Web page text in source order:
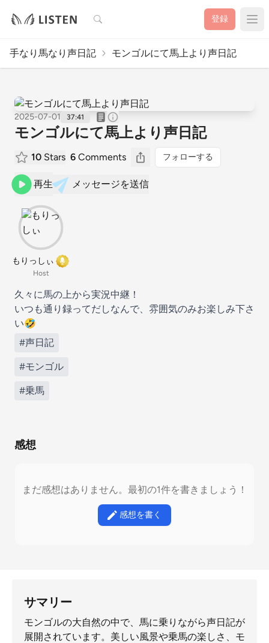
検索 登録
手なり馬なり声日記 モンゴルにて馬上より声日記
2025-07-01 37:41
モンゴルにて馬上より声日記
10 Stars 6 Comments フォローする
再生 メッセージを送信
もりっしぃ
Host
久々に馬の上から実況中継！
いつも通り録ってだしなんで、雰囲気のみお楽しみ下さ
い🤣
#声日記
#モンゴル
#乗馬
感想
まだ感想はありません。最初の1件を書きましょう！
感想を書く
サマリー
モンゴルの大自然の中で、馬に乗りながら声日記が
展開されています。美しい風景や乗馬の楽しさ、モ